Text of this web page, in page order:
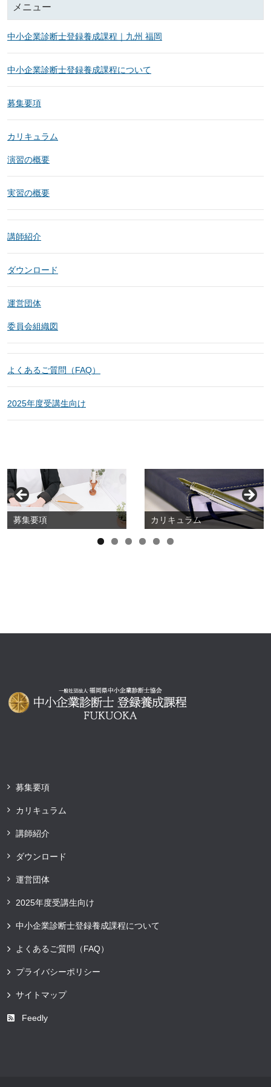
メニュー
中小企業診断士登録養成課程｜九州 福岡
中小企業診断士登録養成課程について
募集要項
カリキュラム
演習の概要
実習の概要
講師紹介
ダウンロード
運営団体
委員会組織図
よくあるご質問（FAQ）
2025年度受講生向け
募集要項 カリキュラム
募集要項
カリキュラム
講師紹介
ダウンロード
運営団体
2025年度受講生向け
中小企業診断士登録養成課程について
よくあるご質問（FAQ）
プライバシーポリシー
サイトマップ
Feedly